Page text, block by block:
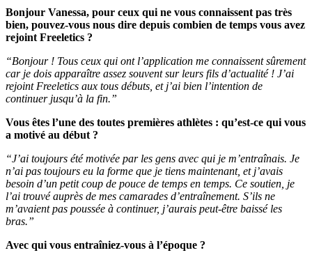
Bonjour Vanessa, pour ceux qui ne vous connaissent pas très
bien, pouvez-vous nous dire depuis combien de temps vous avez
rejoint Freeletics ?
“Bonjour ! Tous ceux qui ont l’application me connaissent sûrement
car je dois apparaître assez souvent sur leurs fils d’actualité ! J’ai
rejoint Freeletics aux tous débuts, et j’ai bien l’intention de
continuer jusqu’à la fin.”
Vous êtes l’une des toutes premières athlètes : qu’est-ce qui vous
a motivé au début ?
“J’ai toujours été motivée par les gens avec qui je m’entraînais. Je
n’ai pas toujours eu la forme que je tiens maintenant, et j’avais
besoin d’un petit coup de pouce de temps en temps. Ce soutien, je
l’ai trouvé auprès de mes camarades d’entraînement. S’ils ne
m’avaient pas poussée à continuer, j’aurais peut-être baissé les
bras.”
Avec qui vous entraîniez-vous à l’époque ?